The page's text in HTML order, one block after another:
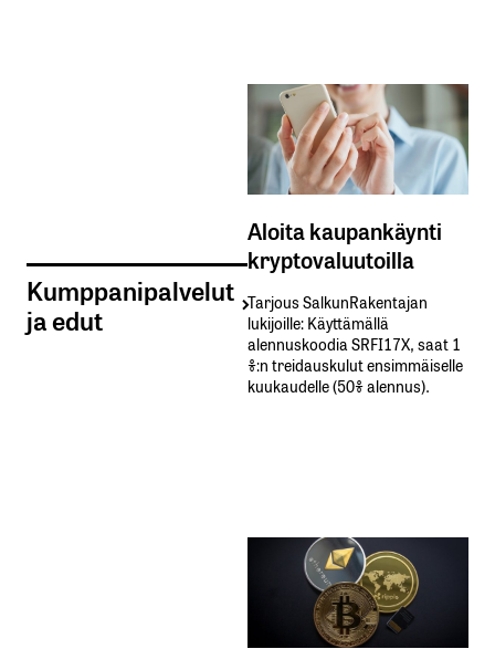
Kumppanipalvelut
ja edut
Aloita kaupankäynti
kryptovaluutoilla
Tarjous SalkunRakentajan
lukijoille: Käyttämällä​ ​
alennuskoodia​ ​SRFI17X,​ ​saat​ ​1
%:n treidauskulut​ ​ensimmäiselle​ ​
kuukaudelle​ ​(50%​ ​alennus).